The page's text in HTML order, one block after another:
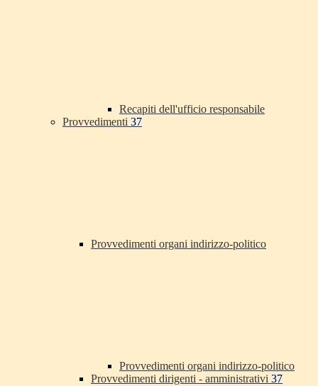
Recapiti dell'ufficio responsabile
Provvedimenti 37
Provvedimenti organi indirizzo-politico
Provvedimenti organi indirizzo-politico
Provvedimenti dirigenti - amministrativi 37